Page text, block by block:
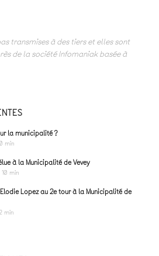
transmises à des tiers et elles sont
de la société Infomaniak basée à
la municipalité ?
min
à la Municipalité de Vevey
min
Lopez au 2e tour à la Municipalité de
min